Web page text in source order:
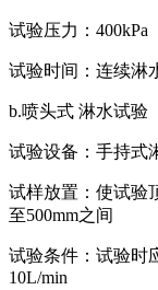
试验压力：400kPa
试验时间：连续淋
b.喷头式 淋水试验
试验设备：手持式
试样放置：使试验
至500mm之间
试验条件：试验时
10L/min